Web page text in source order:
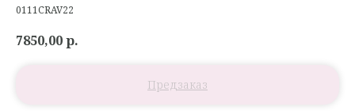
0111CRAV22
7850,00р.